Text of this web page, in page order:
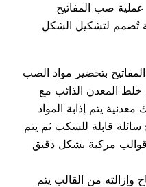
عملية صب المفاتيح
تُصمم لتشكيل الشكل
بتحضير مواد الصب
المعدن الذائب مع
يتم إذابة المواد
قابلة للسكب ثم يتم
مركبة بشكل دقيق
وإزالته من القالب يتم